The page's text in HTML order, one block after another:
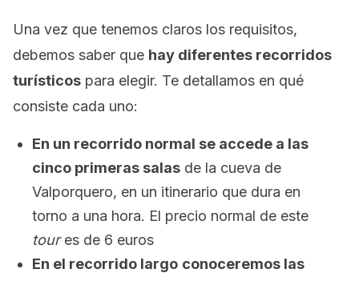
Una vez que tenemos claros los requisitos,
debemos saber que hay diferentes recorridos
turísticos para elegir. Te detallamos en qué
consiste cada uno:
En un recorrido normal se accede a las
cinco primeras salas de la cueva de
Valporquero, en un itinerario que dura en
torno a una hora. El precio normal de este
toures de 6 euros
En el recorrido largo conoceremos las